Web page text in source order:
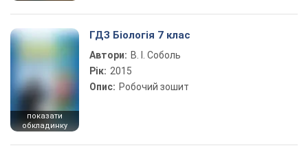
показати
обкладинку
ГДЗ Біологія 7 клас
Автори: В. І. Соболь
Рік: 2015
Опис: Робочий зошит